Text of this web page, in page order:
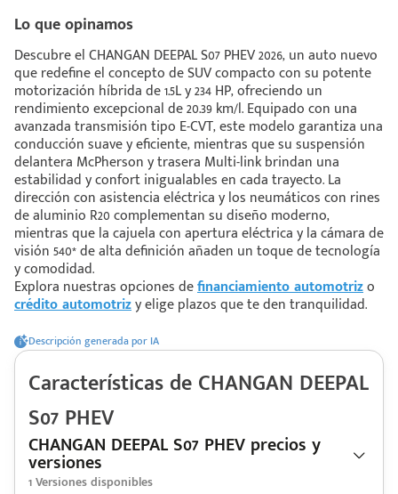
Lo que opinamos
Descubre el CHANGAN DEEPAL S07 PHEV 2026, un auto nuevo
que redefine el concepto de SUV compacto con su potente
motorización híbrida de 1.5L y 234 HP, ofreciendo un
rendimiento excepcional de 20.39 km/l. Equipado con una
avanzada transmisión tipo E-CVT, este modelo garantiza una
conducción suave y eficiente, mientras que su suspensión
delantera McPherson y trasera Multi-link brindan una
estabilidad y confort inigualables en cada trayecto. La
dirección con asistencia eléctrica y los neumáticos con rines
de aluminio R20 complementan su diseño moderno,
mientras que la cajuela con apertura eléctrica y la cámara de
visión 540* de alta definición añaden un toque de tecnología
y comodidad.
Explora nuestras opciones definanciamiento automotrizo
crédito automotrizy elige plazos que te den tranquilidad.
Descripción generada por IA
Características de CHANGAN DEEPAL
S07 PHEV
CHANGAN DEEPAL S07 PHEV precios y
versiones
1Versiones disponibles
más
estoy viendo 😀